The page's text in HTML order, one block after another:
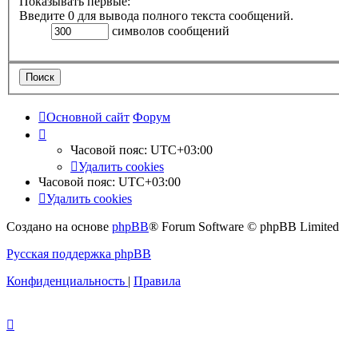
Введите 0 для вывода полного текста сообщений.
символов сообщений
Основной сайт Форум
Часовой пояс: UTC+03:00
Удалить cookies
Часовой пояс: UTC+03:00
Удалить cookies
Создано на основе phpBB® Forum Software © phpBB Limited
Русская поддержка phpBB
Конфиденциальность | Правила